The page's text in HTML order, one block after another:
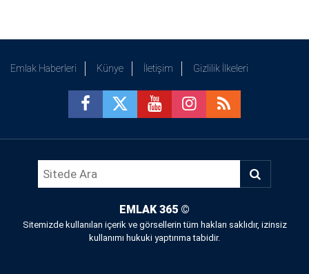
Emlak Haberleri Künye İletişim Gizlilik İlkeleri
EMLAK 365 ©
Sitemizde kullanılan içerik ve görsellerin tüm hakları saklıdır, izinsiz
kullanımı hukuki yaptırıma tabidir.